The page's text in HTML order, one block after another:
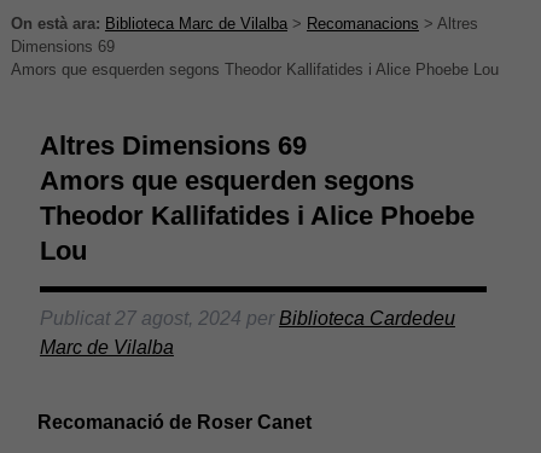
On està ara: Biblioteca Marc de Vilalba> Recomanacions > Altres
Dimensions 69
Amors que esquerden segons Theodor Kallifatides i Alice Phoebe Lou
Altres Dimensions 69
Amors que esquerden segons
Theodor Kallifatides i Alice Phoebe
Lou
Publicat 27 agost, 2024 perBiblioteca Cardedeu
Marc de Vilalba
Recomanació de Roser Canet